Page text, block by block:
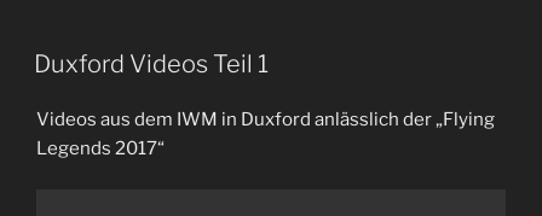
VERÖFFENTLICHT
AM
Duxford Videos Teil 1
Videos aus dem IWM in Duxford anlässlich der „Flying
Legends 2017“